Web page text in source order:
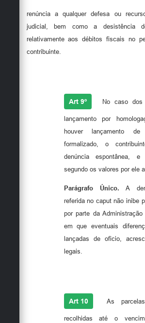
renúncia a qualquer defesa ou
judicial, bem como a desistência
relativamente aos débitos fiscais no
contribuinte.
Art 9º No caso dos
lançamento por
houver lançamento
formalizado, o
denúncia espontânea,
segundo os valores por ele
Parágrafo Único. A
referida no caput não inibe
por parte da
em que eventuais
lançadas de oficio,
legais.
Art 10 As
recolhidas até o